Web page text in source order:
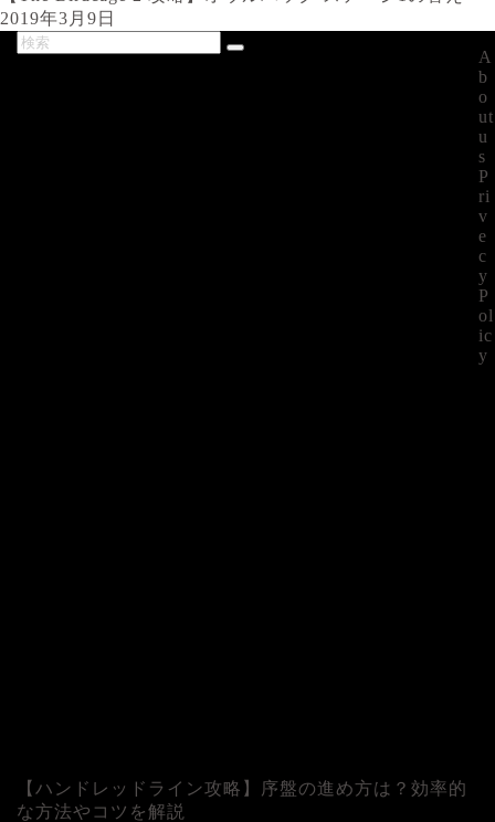
2019年3月9日
【ハンドレッドライン攻略】序盤の進め方は？効率的
な方法やコツを解説
A
b
o
ut
u
s
P
ri
v
e
c
y
P
ol
ic
y